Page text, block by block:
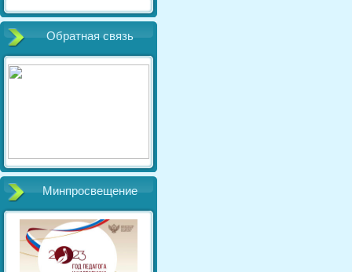
Обратная связь
Минпросвещение